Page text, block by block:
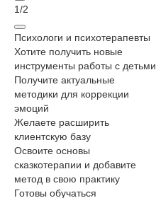
1/2
Психологи и психотерапевты
Хотите получить новые
инструменты работы с детьми
Получите актуальные
методики для коррекции
эмоций
Желаете расширить
клиентскую базу
Освоите основы
сказкотерапии и добавите
метод в свою практику
Готовы обучаться